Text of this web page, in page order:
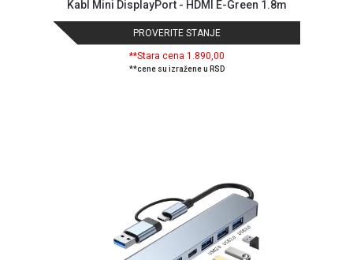
Kabl Mini DisplayPort - HDMI E-Green 1.8m
PROVERITE STANJE
**Stara cena 1.890,00
**cene su izražene u RSD